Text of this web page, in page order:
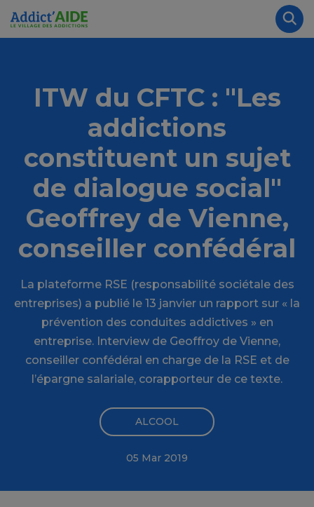
Aller au contenu principal
ITW du CFTC : "Les
addictions
constituent un sujet
de dialogue social"
Geoffrey de Vienne,
conseiller confédéral
La plateforme RSE (responsabilité sociétale des
entreprises) a publié le 13 janvier un rapport sur « la
prévention des conduites addictives » en
entreprise. Interview de Geoffroy de Vienne,
conseiller confédéral en charge de la RSE et de
l’épargne salariale, corapporteur de ce texte.
ALCOOL
05 Mar 2019
Panneau de gestion des cookies